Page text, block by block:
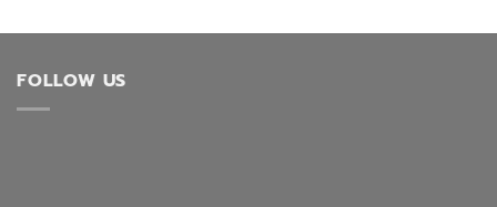
FOLLOW US